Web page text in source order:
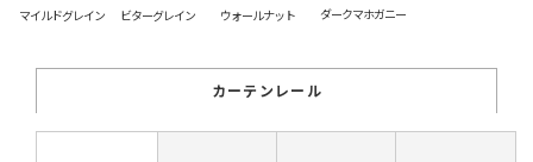
マイルドグレイン ビターグレイン ウォールナット ダークマホガニー
カーテンレール